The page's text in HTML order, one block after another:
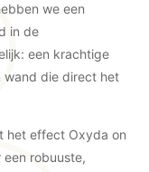
we een
in de
een krachtige
wand die direct het
het effect Oxyda on
robuuste,